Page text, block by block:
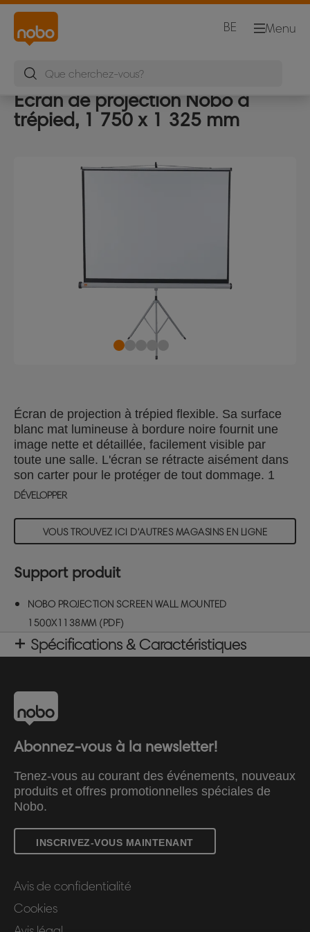
Menu
BE
Écran de projection Nobo à
trépied, 1 750 x 1 325 mm
Écran de projection à trépied flexible. Sa surface
blanc mat lumineuse à bordure noire fournit une
image nette et détaillée, facilement visible par
toute une salle. L'écran se rétracte aisément dans
son carter pour le protéger de tout dommage. 1
750 x 1 325 mm.
DÉVELOPPER
VOUS TROUVEZ ICI D'AUTRES MAGASINS EN LIGNE
Support produit
NOBO PROJECTION SCREEN WALL MOUNTED
1500X1138MM (PDF)
Spécifications & Caractéristiques
Abonnez-vous à la newsletter!
Tenez-vous au courant des événements, nouveaux
produits et offres promotionnelles spéciales de
Nobo.
INSCRIVEZ-VOUS MAINTENANT
Avis de confidentialité
Cookies